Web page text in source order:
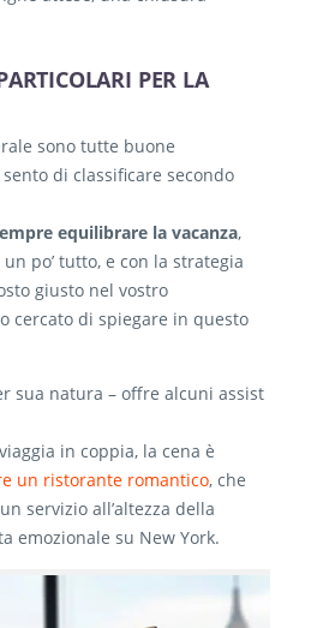
PER LA
sono tutte buone
di classificare secondo
equilibrare la vacanza,
po’ tutto, e con la strategia
giusto nel vostro
cercato di spiegare in questo
sua natura – offre alcuni assist
in coppia, la cena è
un ristorante romantico, che
servizio all’altezza della
emozionale su New York.